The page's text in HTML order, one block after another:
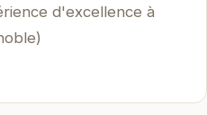
d'excellence à